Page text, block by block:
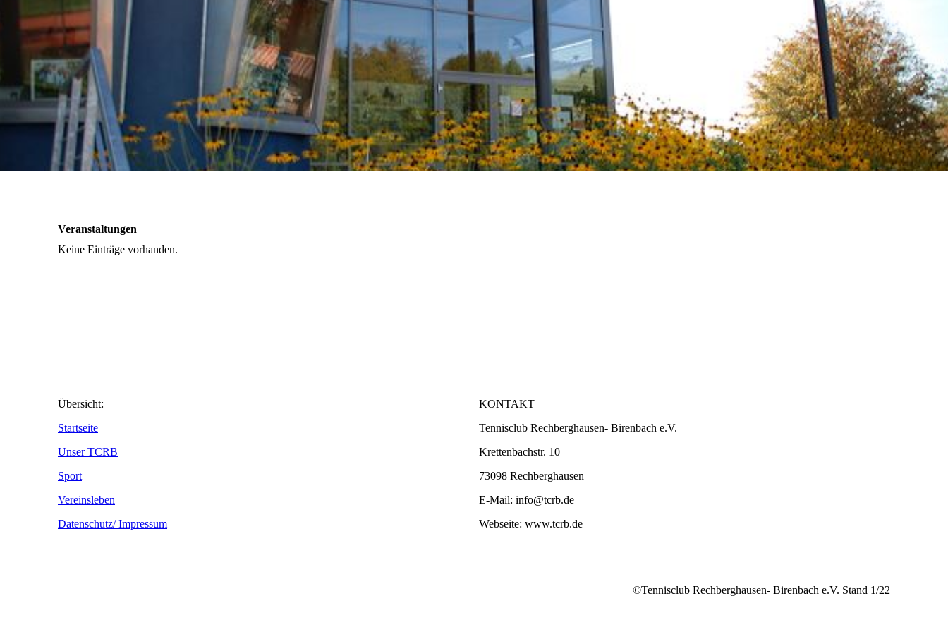
Veranstaltungen
Keine Einträge vorhanden.
Übersicht:
Startseite
Unser TCRB
Sport
Vereinsleben
Datenschutz/ Impressum
KONTAKT
Tennisclub Rechberghausen- Birenbach e.V.
Krettenbachstr. 10
73098 Rechberghausen
E-Mail: info@tcrb.de
Webseite: www.tcrb.de
©️Tennisclub Rechberghausen- Birenbach e.V. Stand 1/22